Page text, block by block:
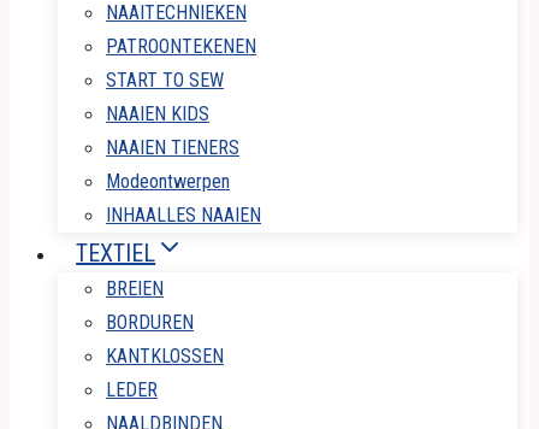
NAAITECHNIEKEN
PATROONTEKENEN
START TO SEW
NAAIEN KIDS
NAAIEN TIENERS
Modeontwerpen
INHAALLES NAAIEN
TEXTIEL
BREIEN
BORDUREN
KANTKLOSSEN
LEDER
NAALDBINDEN